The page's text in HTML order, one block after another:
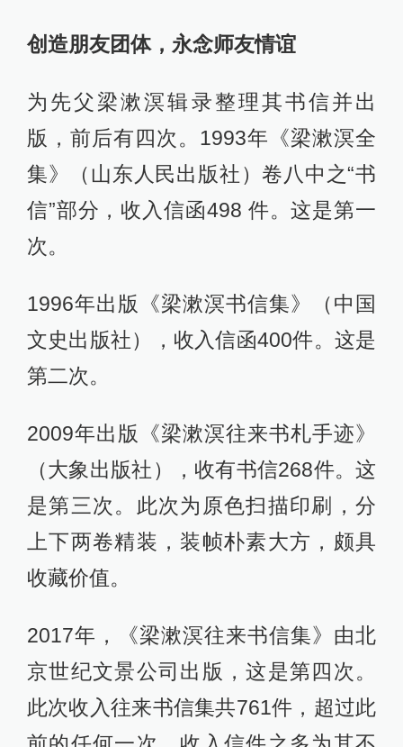
创造朋友团体，永念师友情谊
为先父梁漱溟辑录整理其书信并出
版，前后有四次。1993年《梁漱溟全
集》（山东人民出版社）卷八中之“书
信”部分，收入信函498 件。这是第一
次。
1996年出版《梁漱溟书信集》（中国
文史出版社），收入信函400件。这是
第二次。
2009年出版《梁漱溟往来书札手迹》
（大象出版社），收有书信268件。这
是第三次。此次为原色扫描印刷，分
上下两卷精装，装帧朴素大方，颇具
收藏价值。
2017年，《梁漱溟往来书信集》由北
京世纪文景公司出版，这是第四次。
此次收入往来书信集共761件，超过此